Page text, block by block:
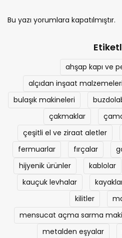
Bu yazı yorumlara kapatılmıştır.
ahşap kapı ve
alçıdan inşaat malzemeleri
bulaşık makineleri
çakmaklar
çeşitli el ve ziraat aletler
fermuarlar
fırçalar
hijyenik ürünler
kablolar
kauçuk levhalar
kilitler
mensucat açma sarma
metalden eşyalar